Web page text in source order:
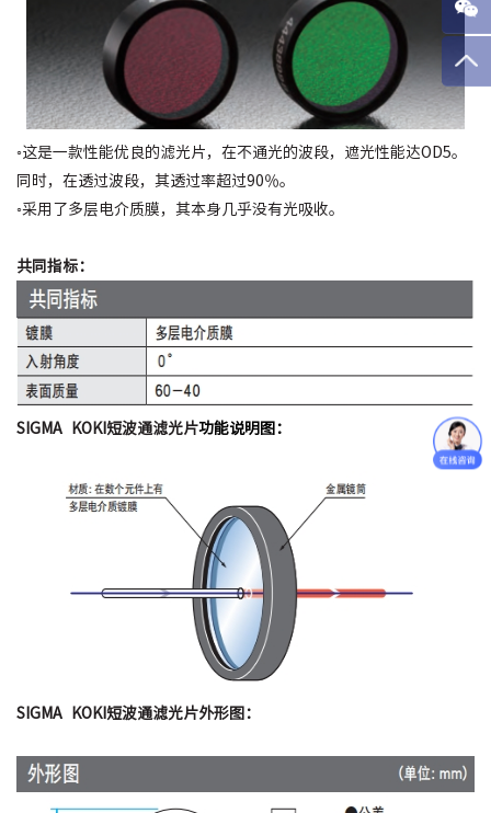
◦这是一款性能优良的滤光片，在不通光的波段，遮光性能达OD5。
同时，在透过波段，其透过率超过90％。
◦采用了多层电介质膜，其本身几乎没有光吸收。
共同指标：
SIGMA KOKI短波通滤光片功能说明图：
SIGMA KOKI短波通滤光片外形图：